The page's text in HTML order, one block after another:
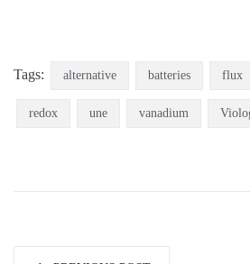
Tags: alternative batteries flux
redox une vanadium